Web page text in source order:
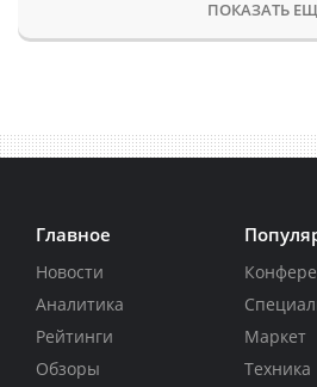
ПОКАЗАТЬ
Главное
Новости
Аналитика
Рейтинги
Обзоры
Маркет
Техника